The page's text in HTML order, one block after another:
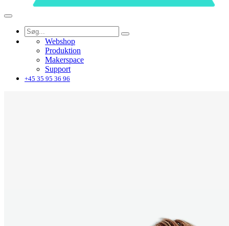
Webshop
Produktion
Makerspace
Support
+45 35 95 36 96